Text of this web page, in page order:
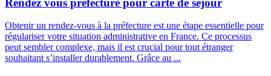
Rendez vous préfecture pour carte de séjour
Obtenir un rendez-vous à la préfecture est une étape essentielle pour
régulariser votre situation administrative en France. Ce processus
peut sembler complexe, mais il est crucial pour tout étranger
souhaitant s’installer durablement. Grâce au ...